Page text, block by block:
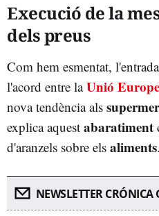
Execució de la
dels preus
Com hem esmentat,
l'acord entre laUnió
nova tendència als
explica aquest abaratiment
d'aranzels sobre els aliments.
NEWSLETTER CRÓNICA